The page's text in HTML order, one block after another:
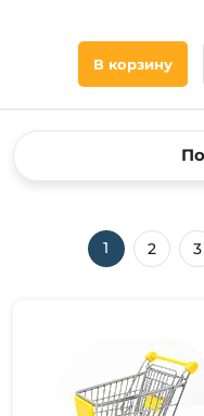
В корзину
1 2 3